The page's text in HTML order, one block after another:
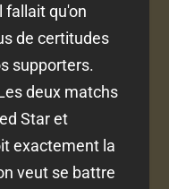
fallait qu'on
de certitudes
supporters.
deux matchs
Star et
exactement la
veut se battre